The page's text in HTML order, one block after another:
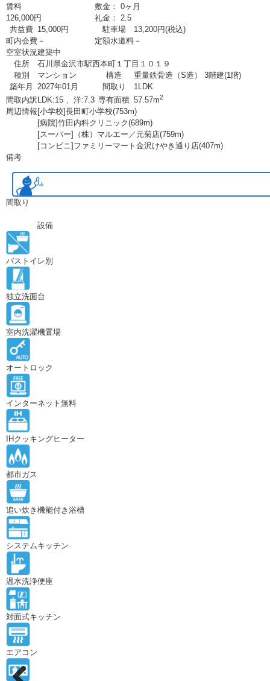
賃料
126,000円
敷金： 0ヶ月
礼金： 2.5
共益費 15,000円 駐車場
13,200円(税込)
町内会費 － 定額水道料 －
空室状況建築中
住所
石川県金沢市駅西本町１丁目１０１９
種別
マンション 構造
重量鉄骨造（S造） 3階建(1階)
築年月
2027年01月 間取り
1LDK
間取内訳 LDK:15 、洋:7.3 専有面積 57.57m2
周辺情報 [小学校]長田町小学校(753m)
[病院]竹田内科クリニック(689m)
[スーパー]（株）マルエー／元菊店(759m)
[コンビニ]ファミリーマート金沢けやき通り店(407m)
備考
間取り
設備
バストイレ別
独立洗面台
室内洗濯機置場
オートロック
インターネット無料
IHクッキングヒーター
都市ガス
追い炊き機能付き浴槽
システムキッチン
温水洗浄便座
対面式キッチン
エアコン